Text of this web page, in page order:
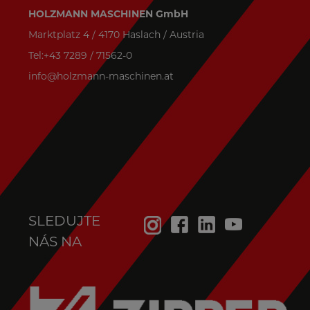
HOLZMANN MASCHINEN GmbH
Marktplatz 4 / 4170 Haslach / Austria
Tel:+43 7289 / 71562-0
info@holzmann-maschinen.at
SLEDUJTE
NÁS NA